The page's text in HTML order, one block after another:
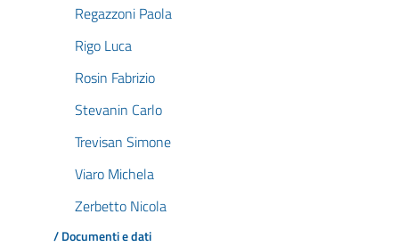
Regazzoni Paola
Rigo Luca
Rosin Fabrizio
Stevanin Carlo
Trevisan Simone
Viaro Michela
Zerbetto Nicola
/ Documenti e dati